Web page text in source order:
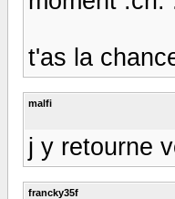
t'as la
malfi
j y retourne
francky35f